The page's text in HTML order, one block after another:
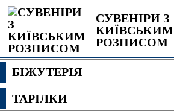
СУВЕНІРИ З
КИЇВСЬКИМ
РОЗПИСОМ
БІЖУТЕРІЯ
ТАРІЛКИ